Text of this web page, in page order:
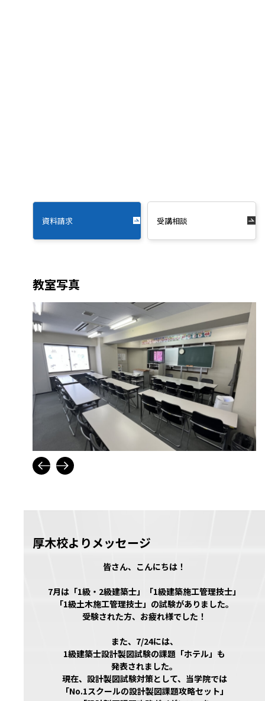
資料請求 受講相談
教室写真
厚木校よりメッセージ
皆さん、こんにちは！
7月は「1級・2級建築士」「1級建築施工管理技士」
「1級土木施工管理技士」の試験がありました。
受験された方、お疲れ様でした！
また、7/24には、
1級建築士設計製図試験の課題「ホテル」も
発表されました。
現在、設計製図試験対策として、当学院では
「No.1スクールの設計製図課題攻略セット」